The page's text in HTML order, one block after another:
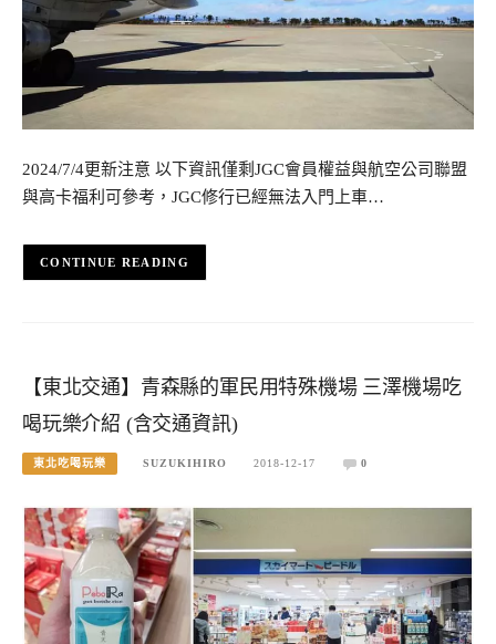
2024/7/4更新注意 以下資訊僅剩JGC會員權益與航空公司聯盟
與高卡福利可參考，JGC修行已經無法入門上車…
CONTINUE READING
【東北交通】青森縣的軍民用特殊機場 三澤機場吃
喝玩樂介紹 (含交通資訊)
東北吃喝玩樂 SUZUKIHIRO 2018-12-17 0